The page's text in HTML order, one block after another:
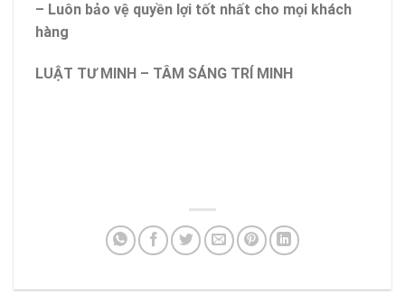
– Luôn bảo vệ quyền lợi tốt nhất cho mọi khách
hàng
LUẬT TƯ MINH – TÂM SÁNG TRÍ MINH